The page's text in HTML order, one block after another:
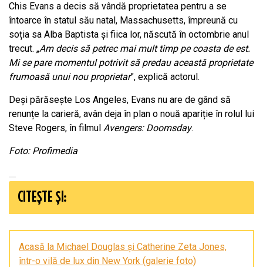
Chis Evans a decis să vândă proprietatea pentru a se
întoarce în statul său natal, Massachusetts, împreună cu
soția sa Alba Baptista și fiica lor, născută în octombrie anul
trecut. „Am decis să petrec mai mult timp pe coasta de est.
Mi se pare momentul potrivit să predau această proprietate
frumoasă unui nou proprietar”, explică actorul.
Deși părăsește Los Angeles, Evans nu are de gând să
renunțe la carieră, avân deja în plan o nouă apariție în rolul lui
Steve Rogers, în filmul Avengers: Doomsday.
Foto: Profimedia
CITEȘTE ȘI:
Acasă la Michael Douglas și Catherine Zeta Jones,
într-o vilă de lux din New York (galerie foto)